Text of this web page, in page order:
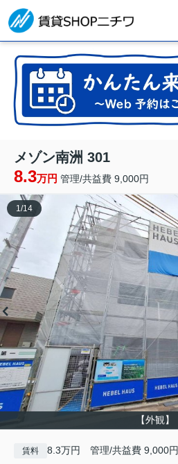
メゾン南洲 301
8.3万円 管理/共益費 9,000円
【外観】
1/14
賃料 8.3万円 管理/共益費 9,000円